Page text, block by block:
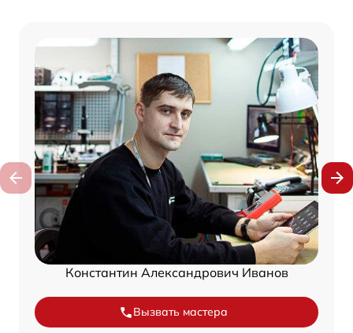
Константин Александрович Иванов
Вызвать мастера